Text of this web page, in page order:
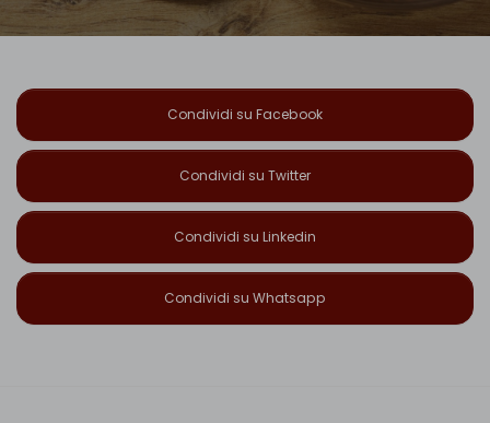
Condividi su Facebook
Condividi su Twitter
Condividi su Linkedin
Condividi su Whatsapp